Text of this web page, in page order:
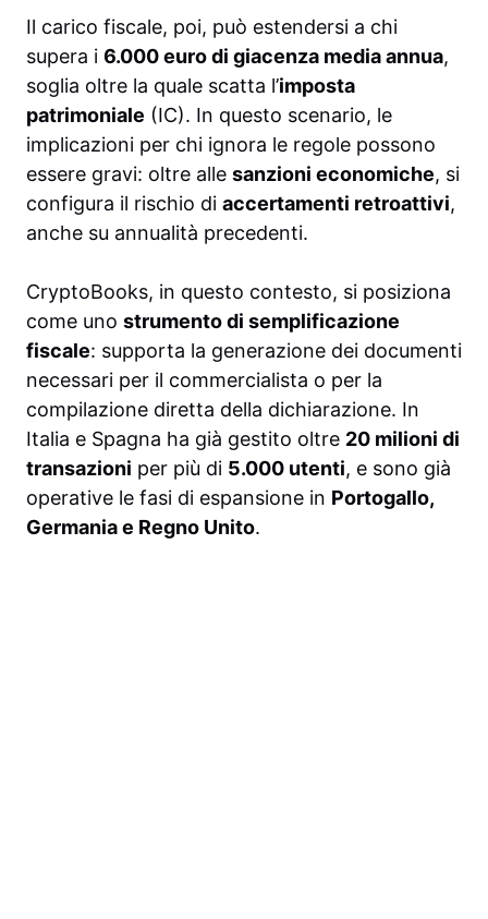
Il carico fiscale, poi, può estendersi a chi
supera i 6.000 euro di giacenza media annua,
soglia oltre la quale scatta l’imposta
patrimoniale (IC). In questo scenario, le
implicazioni per chi ignora le regole possono
essere gravi: oltre alle sanzioni economiche, si
configura il rischio di accertamenti retroattivi,
anche su annualità precedenti.
CryptoBooks, in questo contesto, si posiziona
come uno strumento di semplificazione
fiscale: supporta la generazione dei documenti
necessari per il commercialista o per la
compilazione diretta della dichiarazione. In
Italia e Spagna ha già gestito oltre 20 milioni di
transazioni per più di 5.000 utenti, e sono già
operative le fasi di espansione in Portogallo,
Germania e Regno Unito.